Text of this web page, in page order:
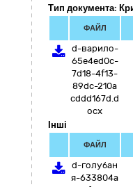
Тип документа:
ФАЙЛ
d-варило-
65e4ed0c-
7d18-4f13-
89dc-210a
cddd167d.d
ocx
Інші
ФАЙЛ
d-голубан
я-633804a